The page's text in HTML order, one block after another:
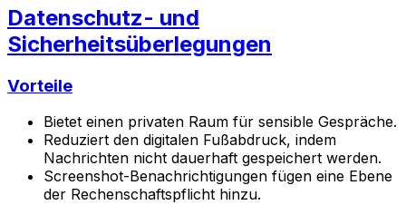
Datenschutz- und
Sicherheitsüberlegungen
Vorteile
Bietet einen privaten Raum für sensible Gespräche.
Reduziert den digitalen Fußabdruck, indem
Nachrichten nicht dauerhaft gespeichert werden.
Screenshot-Benachrichtigungen fügen eine Ebene
der Rechenschaftspflicht hinzu.